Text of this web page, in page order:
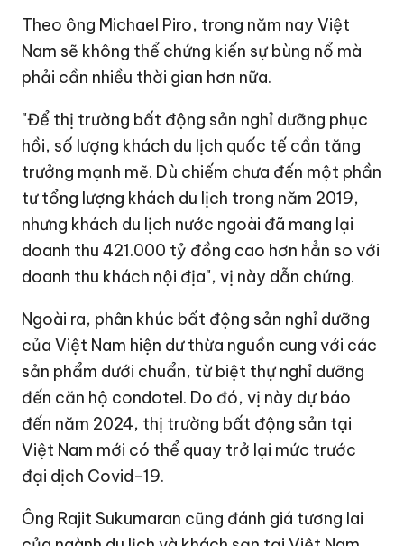
Theo ông Michael Piro, trong năm nay Việt
Nam sẽ không thể chứng kiến sự bùng nổ mà
phải cần nhiều thời gian hơn nữa.
"Để thị trường bất động sản nghỉ dưỡng phục
hồi, số lượng khách du lịch quốc tế cần tăng
trưởng mạnh mẽ. Dù chiếm chưa đến một phần
tư tổng lượng khách du lịch trong năm 2019,
nhưng khách du lịch nước ngoài đã mang lại
doanh thu421.000 tỷ đồng cao hơn hẳn so với
doanh thu khách nội địa", vị này dẫn chứng.
Ngoài ra, phân khúc bất động sản nghỉ dưỡng
của Việt Nam hiện dư thừa nguồn cung với các
sản phẩm dưới chuẩn, từ biệt thự nghỉ dưỡng
đến căn hộ condotel. Do đó, vị này dự báo
đến năm 2024, thị trường bất động sản tại
Việt Nam mới có thể quay trở lại mức trước
đại dịch Covid-19.
Ông Rajit Sukumaran cũng đánh giá tương lai